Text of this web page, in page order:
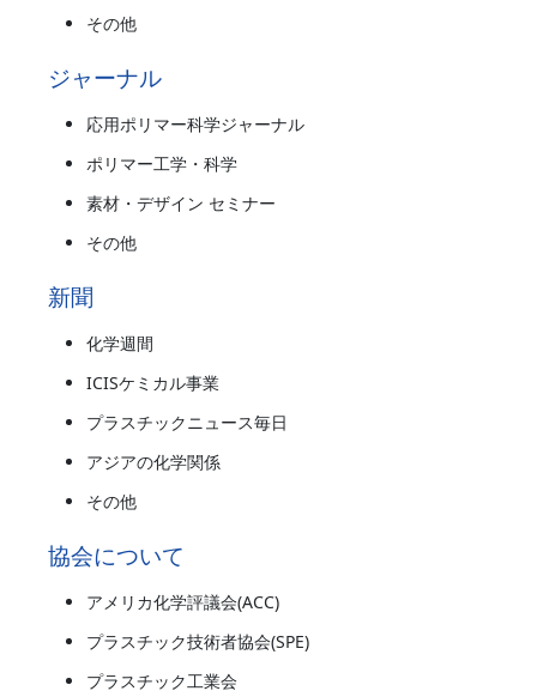
その他
ジャーナル
応用ポリマー科学ジャーナル
ポリマー工学・科学
素材・デザイン セミナー
その他
新聞
化学週間
ICISケミカル事業
プラスチックニュース毎日
アジアの化学関係
その他
協会について
アメリカ化学評議会(ACC)
プラスチック技術者協会(SPE)
プラスチック工業会